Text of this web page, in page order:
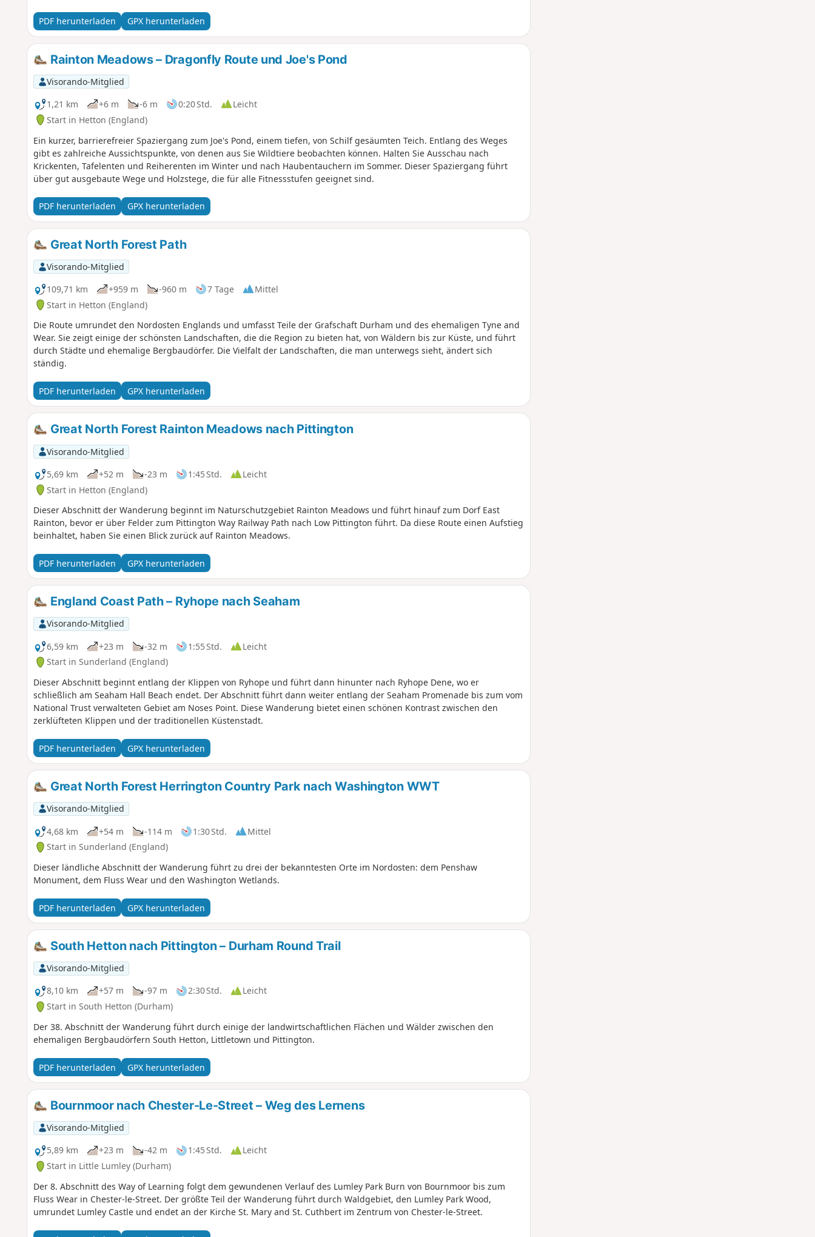
PDF herunterladen GPX herunterladen
Rainton Meadows – Dragonfly Route und Joe's Pond
Visorando-Mitglied
1,21 km
+6 m -6 m 0:20 Std.
Leicht
Start in Hetton (England)
Ein kurzer, barrierefreier Spaziergang zum Joe's Pond, einem tiefen, von Schilf gesäumten Teich. Entlang des Weges
gibt es zahlreiche Aussichtspunkte, von denen aus Sie Wildtiere beobachten können. Halten Sie Ausschau nach
Krickenten, Tafelenten und Reiherenten im Winter und nach Haubentauchern im Sommer. Dieser Spaziergang führt
über gut ausgebaute Wege und Holzstege, die für alle Fitnessstufen geeignet sind.
PDF herunterladen GPX herunterladen
Great North Forest Path
Visorando-Mitglied
109,71 km
+959 m -960 m 7 Tage
Mittel
Start in Hetton (England)
Die Route umrundet den Nordosten Englands und umfasst Teile der Grafschaft Durham und des ehemaligen Tyne and
Wear. Sie zeigt einige der schönsten Landschaften, die die Region zu bieten hat, von Wäldern bis zur Küste, und führt
durch Städte und ehemalige Bergbaudörfer. Die Vielfalt der Landschaften, die man unterwegs sieht, ändert sich
ständig.
PDF herunterladen GPX herunterladen
Great North Forest Rainton Meadows nach Pittington
Visorando-Mitglied
5,69 km
+52 m -23 m 1:45 Std.
Leicht
Start in Hetton (England)
Dieser Abschnitt der Wanderung beginnt im Naturschutzgebiet Rainton Meadows und führt hinauf zum Dorf East
Rainton, bevor er über Felder zum Pittington Way Railway Path nach Low Pittington führt. Da diese Route einen Aufstieg
beinhaltet, haben Sie einen Blick zurück auf Rainton Meadows.
PDF herunterladen GPX herunterladen
England Coast Path – Ryhope nach Seaham
Visorando-Mitglied
6,59 km
+23 m -32 m 1:55 Std.
Leicht
Start in Sunderland (England)
Dieser Abschnitt beginnt entlang der Klippen von Ryhope und führt dann hinunter nach Ryhope Dene, wo er
schließlich am Seaham Hall Beach endet. Der Abschnitt führt dann weiter entlang der Seaham Promenade bis zum vom
National Trust verwalteten Gebiet am Noses Point. Diese Wanderung bietet einen schönen Kontrast zwischen den
zerklüfteten Klippen und der traditionellen Küstenstadt.
PDF herunterladen GPX herunterladen
Great North Forest Herrington Country Park nach Washington WWT
Visorando-Mitglied
4,68 km
+54 m -114 m 1:30 Std.
Mittel
Start in Sunderland (England)
Dieser ländliche Abschnitt der Wanderung führt zu drei der bekanntesten Orte im Nordosten: dem Penshaw
Monument, dem Fluss Wear und den Washington Wetlands.
PDF herunterladen GPX herunterladen
South Hetton nach Pittington – Durham Round Trail
Visorando-Mitglied
8,10 km
+57 m -97 m 2:30 Std.
Leicht
Start in South Hetton (Durham)
Der 38. Abschnitt der Wanderung führt durch einige der landwirtschaftlichen Flächen und Wälder zwischen den
ehemaligen Bergbaudörfern South Hetton, Littletown und Pittington.
PDF herunterladen GPX herunterladen
Bournmoor nach Chester-Le-Street – Weg des Lernens
Visorando-Mitglied
5,89 km
+23 m -42 m 1:45 Std.
Leicht
Start in Little Lumley (Durham)
Der 8. Abschnitt des Way of Learning folgt dem gewundenen Verlauf des Lumley Park Burn von Bournmoor bis zum
Fluss Wear in Chester-le-Street. Der größte Teil der Wanderung führt durch Waldgebiet, den Lumley Park Wood,
umrundet Lumley Castle und endet an der Kirche St. Mary and St. Cuthbert im Zentrum von Chester-le-Street.